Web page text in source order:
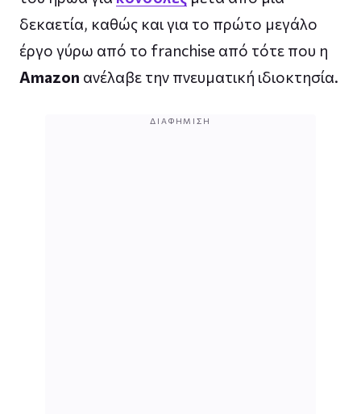
δεκαετία, καθώς και για το πρώτο μεγάλο
έργο γύρω από το franchise από τότε που η
Amazon ανέλαβε την πνευματική ιδιοκτησία.
ΔΙΑΦΉΜΙΣΗ